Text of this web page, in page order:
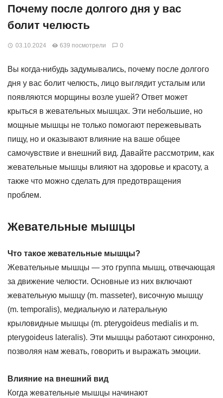
Почему после долгого дня у вас
болит челюсть
03.10.2024 639 посмотрели 0
Вы когда-нибудь задумывались, почему после долгого
дня у вас болит челюсть, лицо выглядит усталым или
появляются морщины возле ушей? Ответ может
крыться в жевательных мышцах. Эти небольшие, но
мощные мышцы не только помогают пережевывать
пищу, но и оказывают влияние на ваше общее
самочувствие и внешний вид. Давайте рассмотрим, как
жевательные мышцы влияют на здоровье и красоту, а
также что можно сделать для предотвращения
проблем.
Жевательные мышцы
Что такое жевательные мышцы?
Жевательные мышцы — это группа мышц, отвечающая
за движение челюсти. Основные из них включают
жевательную мышцу (m. masseter), височную мышцу
(m. temporalis), медиальную и латеральную
крыловидные мышцы (m. pterygoideus medialis и m.
pterygoideus lateralis). Эти мышцы работают синхронно,
позволяя нам жевать, говорить и выражать эмоции.
Влияние на внешний вид
Когда жевательные мышцы начинают